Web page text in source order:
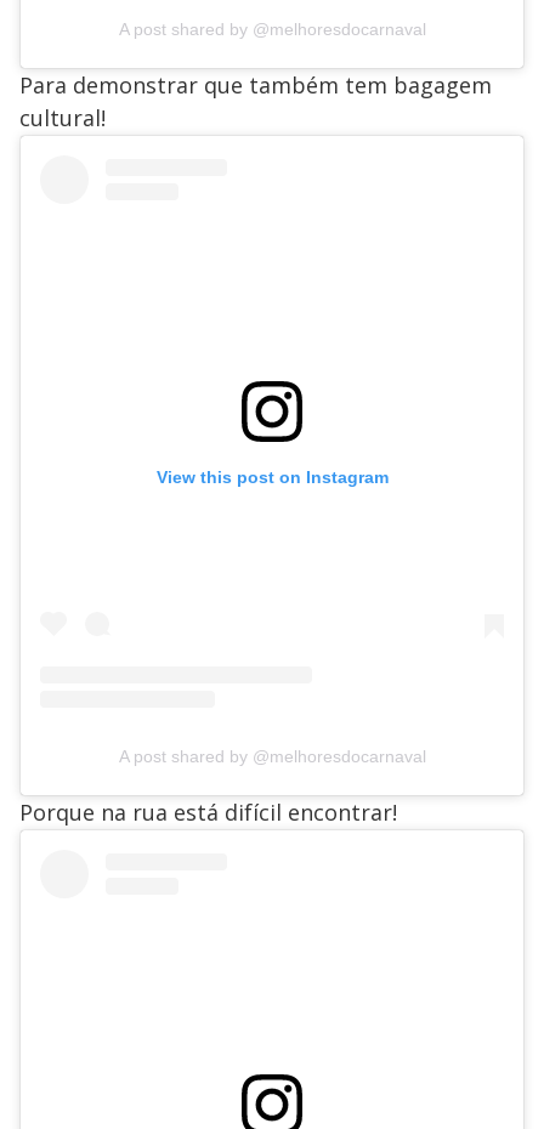
A post shared by @melhoresdocarnaval
Para demonstrar que também tem bagagem
cultural!
View this post on Instagram
A post shared by @melhoresdocarnaval
Porque na rua está difícil encontrar!